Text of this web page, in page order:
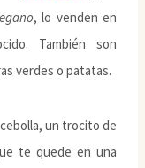
, lo venden en
También son
verdes o patatas.
un trocito de
te quede en una